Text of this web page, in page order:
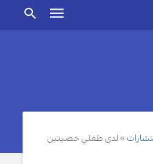
لدى طفلي خصيتين